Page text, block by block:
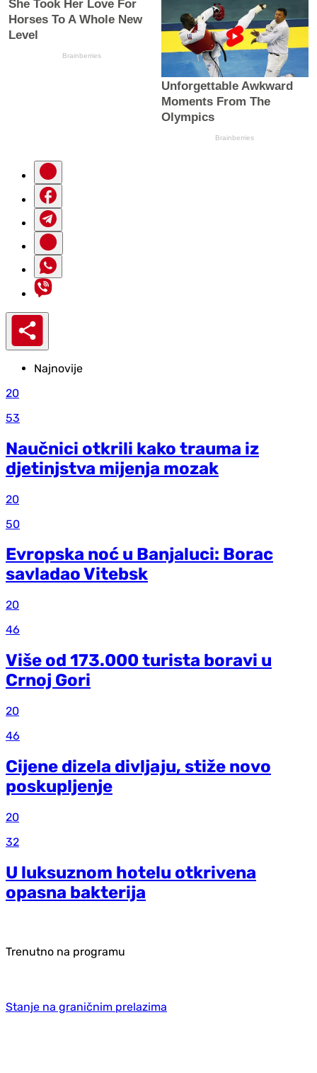
Najnovije
20
53
Naučnici otkrili kako trauma iz
d‌jetinjstva mijenja mozak
20
50
Evropska noć u Banjaluci: Borac
savladao Vitebsk
20
46
Više od 173.000 turista boravi u
Crnoj Gori
20
46
Cijene dizela divljaju, stiže novo
poskupljenje
20
32
U luksuznom hotelu otkrivena
opasna bakterija
Trenutno na programu
Stanje na graničnim prelazima